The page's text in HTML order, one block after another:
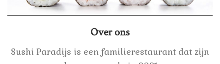
Over ons
Sushi Paradijs is een familierestaurant dat zijn